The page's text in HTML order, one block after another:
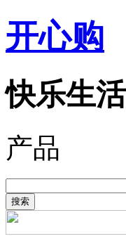
开心购
快乐生
产品
搜索